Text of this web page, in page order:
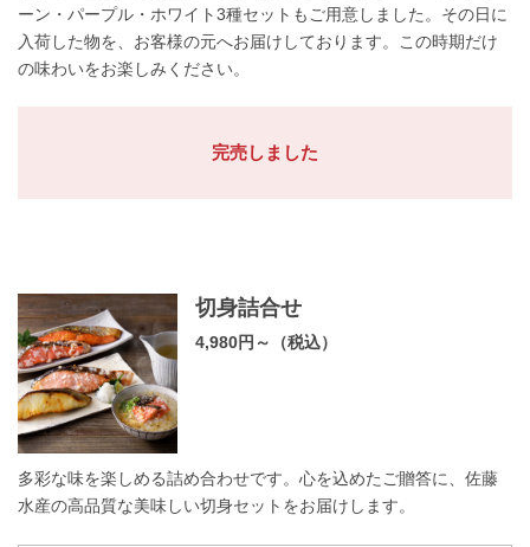
ーン・パープル・ホワイト3種セットもご用意しました。その日に
入荷した物を、お客様の元へお届けしております。この時期だけ
の味わいをお楽しみください。
完売しました
切身詰合せ
4,980円～（税込）
多彩な味を楽しめる詰め合わせです。心を込めたご贈答に、佐藤
水産の高品質な美味しい切身セットをお届けします。